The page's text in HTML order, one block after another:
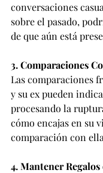
conversaciones
sobre el pasado,
de que aún está
3. Comparaciones
Las comparaciones
y su ex pueden
procesando la
cómo encajas en su
comparación con
4. Mantener